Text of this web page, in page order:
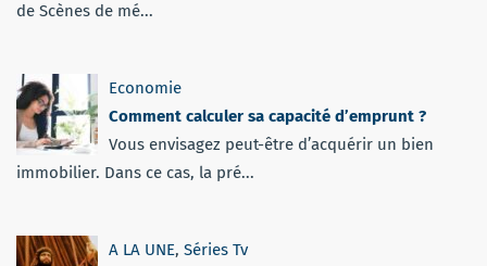
de Scènes de mé...
Economie
Comment calculer sa capacité d’emprunt ?
Vous envisagez peut-être d’acquérir un bien
immobilier. Dans ce cas, la pré...
A LA UNE, Séries Tv